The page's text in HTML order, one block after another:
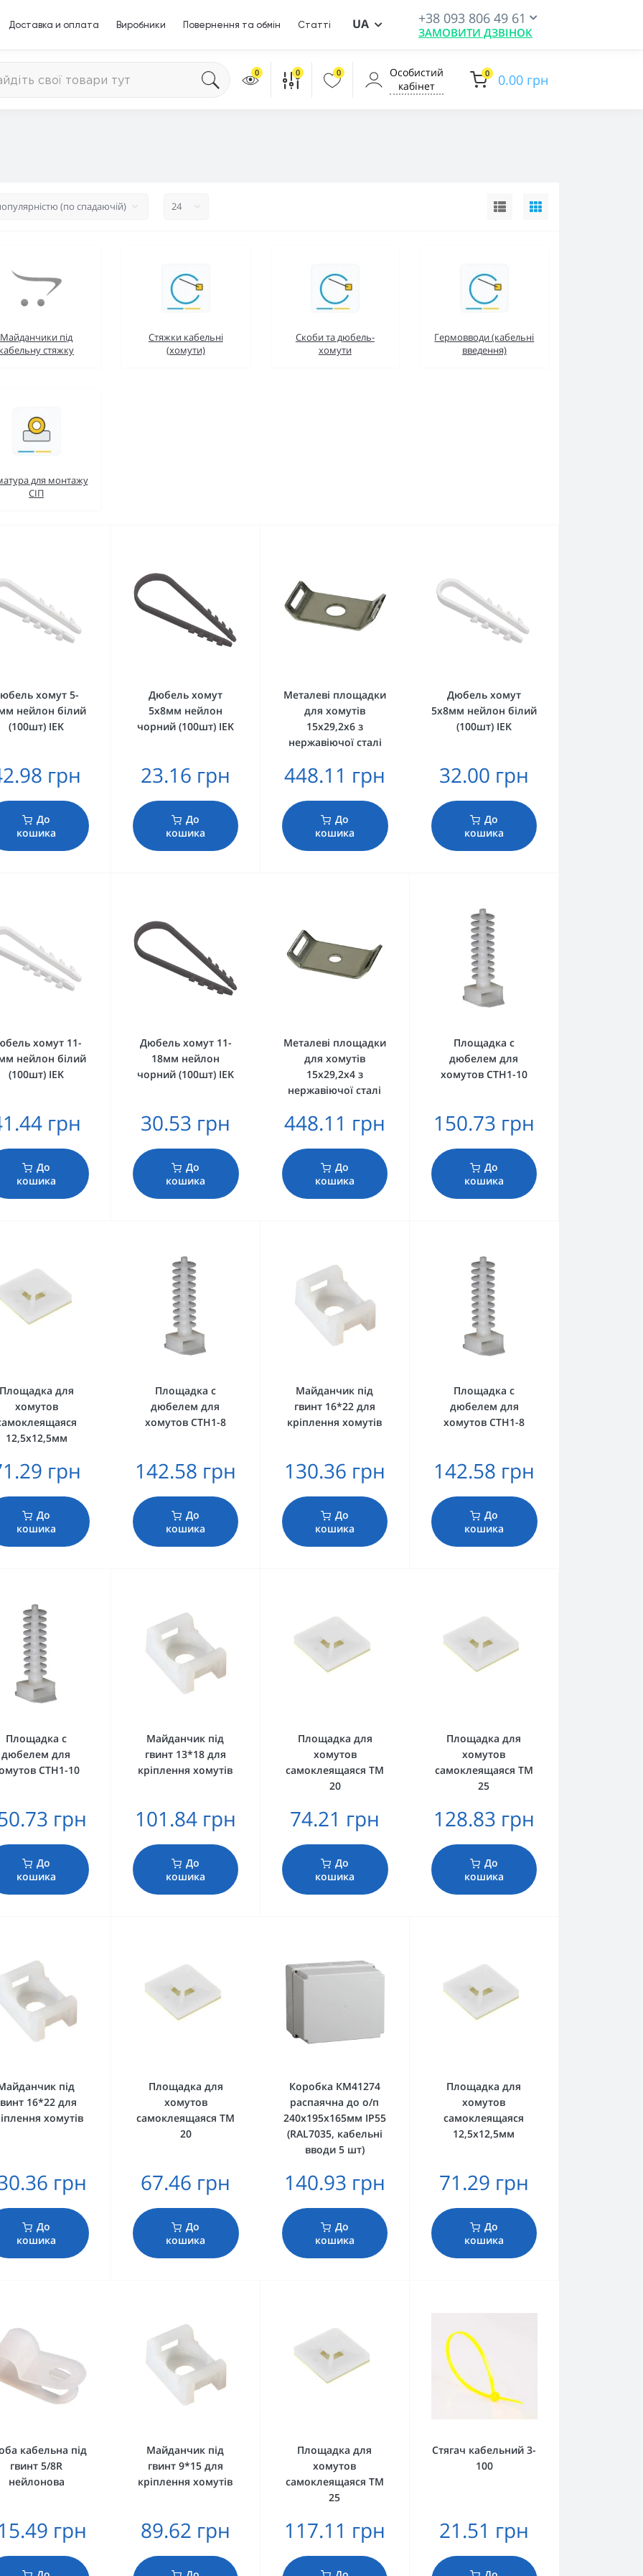
Доставка и оплата Виробники Повернення та обмін Статті UA +38 093 806 49 61
ЗАМОВИТИ ДЗВІНОК
0 0 0
Особистий
кабінет
0 0.00 грн
Майданчики під
стяжку
Стяжки кабельні
(хомути)
Скоби та дюбель-
хомути
Гермовводи (кабельні
введення)
для монтажу
СІП
хомут 5-
нейлон білий
(100шт) IEK
грн
До
кошика
Дюбель хомут
5х8мм нейлон
чорний (100шт) IEK
23.16 грн
До
кошика
Металеві площадки
для хомутів
15х29,2х6 з
нержавіючої сталі
448.11 грн
До
кошика
Дюбель хомут
5х8мм нейлон білий
(100шт) IEK
32.00 грн
До
кошика
хомут 11-
нейлон білий
(100шт) IEK
грн
До
кошика
Дюбель хомут 11-
18мм нейлон
чорний (100шт) IEK
30.53 грн
До
кошика
Металеві площадки
для хомутів
15х29,2х4 з
нержавіючої сталі
448.11 грн
До
кошика
Площадка c
дюбелем для
хомутов CTH1-10
150.73 грн
До
кошика
для
хомутов
12,5х12,5мм
грн
До
кошика
Площадка c
дюбелем для
хомутов CTH1-8
142.58 грн
До
кошика
Майданчик під
гвинт 16*22 для
кріплення хомутів
130.36 грн
До
кошика
Площадка c
дюбелем для
хомутов CTH1-8
142.58 грн
До
кошика
Площадка c
дюбелем для
CTH1-10
грн
До
кошика
Майданчик під
гвинт 13*18 для
кріплення хомутів
101.84 грн
До
кошика
Площадка для
хомутов
самоклеящаяся TM
20
74.21 грн
До
кошика
Площадка для
хомутов
самоклеящаяся TM
25
128.83 грн
До
кошика
під
16*22 для
хомутів
грн
До
кошика
Площадка для
хомутов
самоклеящаяся TM
20
67.46 грн
До
кошика
Коробка КМ41274
распаячна до о/п
240х195х165мм IP55
(RAL7035, кабельні
вводи 5 шт)
140.93 грн
До
кошика
Площадка для
хомутов
самоклеящаяся
12,5х12,5мм
71.29 грн
До
кошика
кабельна під
гвинт 5/8R
нейлонова
грн
Майданчик під
гвинт 9*15 для
кріплення хомутів
89.62 грн
Площадка для
хомутов
самоклеящаяся TM
25
117.11 грн
Стягач кабельний 3-
100
21.51 грн